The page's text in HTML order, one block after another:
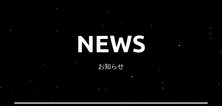
NEWS
お知らせ